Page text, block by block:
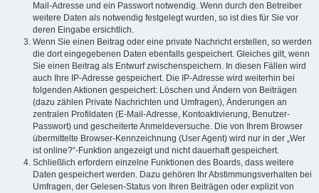
Mail-Adresse und ein Passwort notwendig. Wenn durch den Betreiber
weitere Daten als notwendig festgelegt wurden, so ist dies für Sie vor
deren Eingabe ersichtlich.
Wenn Sie einen Beitrag oder eine private Nachricht erstellen, so werden
die dort eingegebenen Daten ebenfalls gespeichert. Gleiches gilt, wenn
Sie einen Beitrag als Entwurf zwischenspeichern. In diesen Fällen wird
auch Ihre IP-Adresse gespeichert. Die IP-Adresse wird weiterhin bei
folgenden Aktionen gespeichert: Löschen und Ändern von Beiträgen
(dazu zählen Private Nachrichten und Umfragen), Änderungen an
zentralen Profildaten (E-Mail-Adresse, Kontoaktivierung, Benutzer-
Passwort) und gescheiterte Anmeldeversuche. Die von Ihrem Browser
übermittelte Browser-Kennzeichnung (User Agent) wird nur in der „Wer
ist online?“-Funktion angezeigt und nicht dauerhaft gespeichert.
Schließlich erfordern einzelne Funktionen des Boards, dass weitere
Daten gespeichert werden. Dazu gehören Ihr Abstimmungsverhalten bei
Umfragen, der Gelesen-Status von Ihren Beiträgen oder explizit von